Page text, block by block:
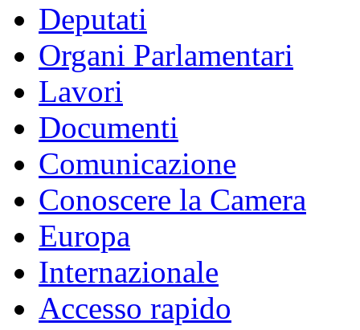
Deputati
Organi Parlamentari
Lavori
Documenti
Comunicazione
Conoscere la Camera
Europa
Internazionale
Accesso rapido